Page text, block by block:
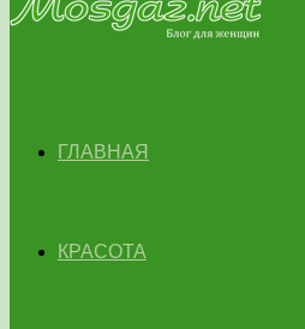
ГЛАВНАЯ
КРАСОТА